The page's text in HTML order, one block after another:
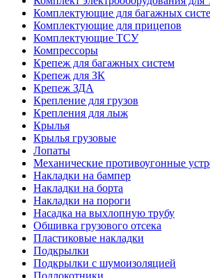
Комплектующие для багажных
Комплектующие для прицепов
Комплектующие ТСУ
Компрессоры
Крепеж для багажных систем
Крепеж для ЗК
Крепеж ЗДА
Крепление для грузов
Крепления для лыж
Крылья
Крылья грузовые
Лопаты
Механические противоугонные
Накладки на бампер
Накладки на борта
Накладки на пороги
Насадка на выхлопную трубу
Обшивка грузового отсека
Пластиковые накладки
Подкрылки
Подкрылки с шумоизоляцией
Подлокотники